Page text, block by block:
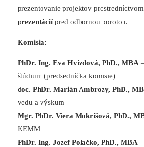
prezentovanie projektov prostredníctvom
prezentáciípred odbornou porotou.
Komisia:
PhDr. Ing. Eva Hvizdová, PhD., MBA
štúdium (predsedníčka komisie)
doc. PhDr. Marián Ambrozy, PhD.,
vedu a výskum
Mgr. PhDr. Viera Mokrišová, PhD.,
KEMM
PhDr. Ing. Jozef Polačko, PhD., MBA